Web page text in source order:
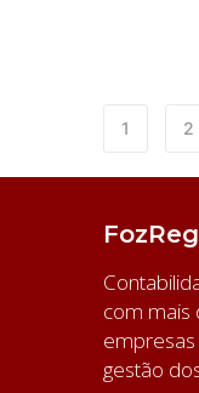
1 2
com mais
gestão